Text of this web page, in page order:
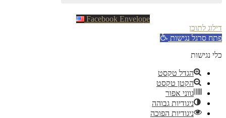
Facebook Envelope
לתוכן
סרגל נגישות
נגישות
הגדל טקסט
הקטן טקסט
גווני אפור
ניגודיות גבוהה
ניגודיות הפוכה